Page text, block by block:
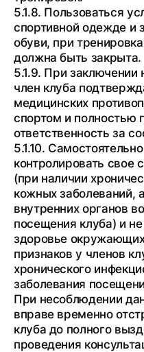
5.1.8. Пользоваться
спортивной одежде и
обуви, при
должна быть закрыта.
5.1.9. При заключении
член клуба
медицинских
спортом и полностью
ответственность за
5.1.10.
контролировать свое
(при наличии
кожных заболеваний,
внутренних органов
посещения клуба) и
здоровье
признаков у членов
хронического
заболевания
При несоблюдении
вправе временно
клуба до полного
проведения